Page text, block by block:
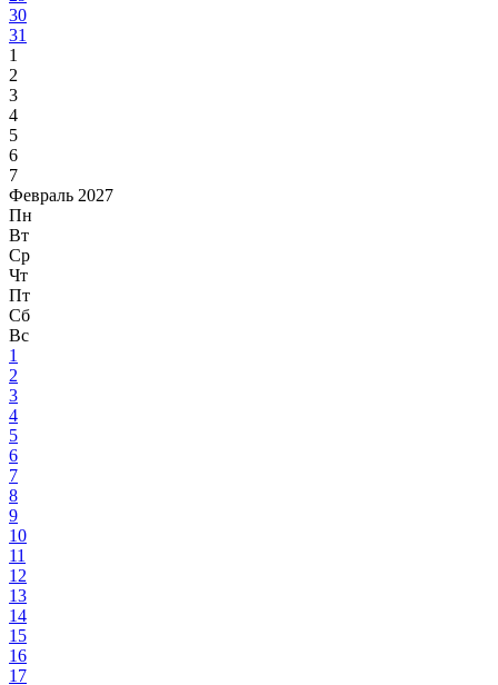
30
31
1
2
3
4
5
6
7
Февраль 2027
Пн
Вт
Ср
Чт
Пт
Сб
Вс
1
2
3
4
5
6
7
8
9
10
11
12
13
14
15
16
17